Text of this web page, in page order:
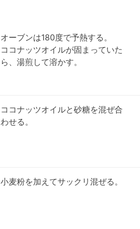
オーブンは180度で予熱する。
ココナッツオイルが固まっていた
ら、湯煎して溶かす。
ココナッツオイルと砂糖を混ぜ合
わせる。
小麦粉を加えてサックリ混ぜる。